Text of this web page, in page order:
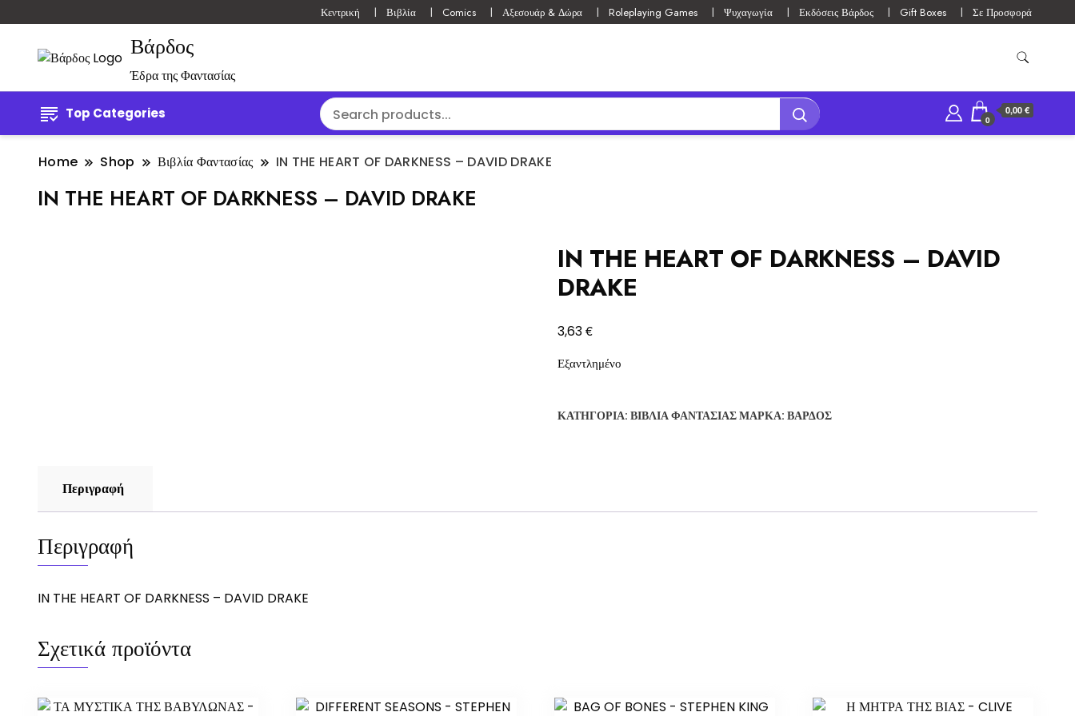
Κεντρική Βιβλία Comics Αξεσουάρ & Δώρα Roleplaying Games Ψυχαγωγία Εκδόσεις Βάρδος Gift Boxes Σε Προσφορά
Βάρδος
Έδρα της Φαντασίας
Top Categories 0
0,00 €
Home Shop Βιβλία Φαντασίας IN THE HEART OF DARKNESS – DAVID DRAKE
IN THE HEART OF DARKNESS – DAVID DRAKE
IN THE HEART OF DARKNESS – DAVID
DRAKE
3,63€
Εξαντλημένο
ΚΑΤΗΓΟΡΊΑ: ΒΙΒΛΊΑ ΦΑΝΤΑΣΊΑΣΜΆΡΚΑ: ΒΆΡΔΟΣ
Περιγραφή
Περιγραφή
IN THE HEART OF DARKNESS – DAVID DRAKE
Σχετικά προϊόντα